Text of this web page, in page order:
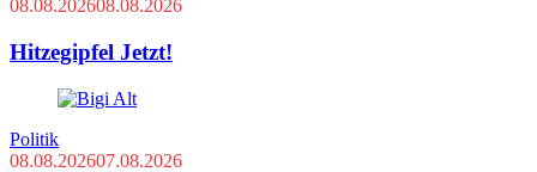
08.08.202608.08.2026
Hitzegipfel Jetzt!
Politik
08.08.202607.08.2026